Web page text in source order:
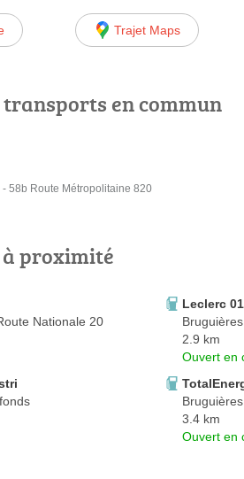
Trajet Maps
en commun
- 58b Route Métropolitaine 820
proximité
Nationale 20
Leclerc
Bruguières
2.9 km
Ouvert en
Bruguières
3.4 km
Ouvert en